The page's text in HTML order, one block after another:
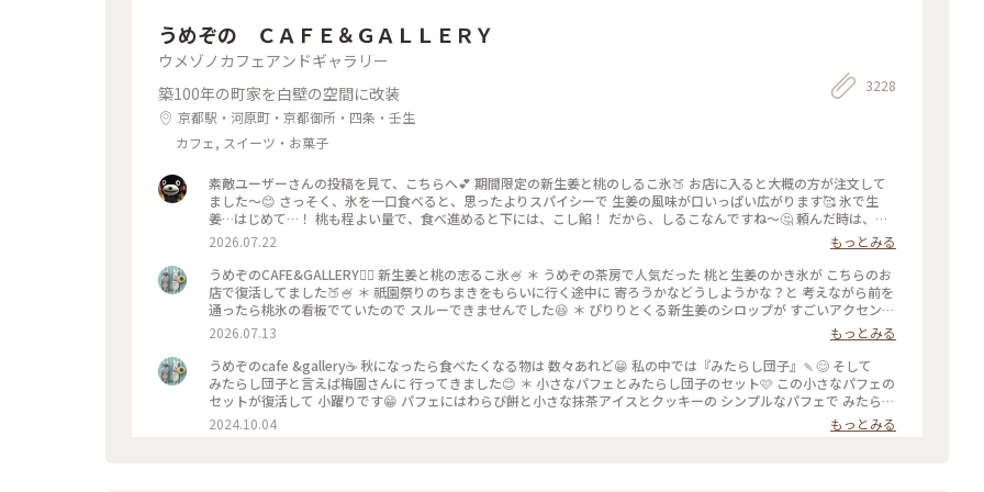
うめぞの ＣＡＦＥ＆ＧＡＬＬＥＲＹ
ウメゾノカフェアンドギャラリー
築100年の町家を白壁の空間に改装
京都駅・河原町・京都御所・四条・壬生
カフェ, スイーツ・お菓子
3228
素敵ユーザーさんの投稿を見て、こちらへ💕 期間限定の新生姜と桃のしるこ氷🍑 お店に入ると大概の方が注文して
ました〜😊 さっそく、氷を一口食べると、思ったよりスパイシーで 生姜の風味が口いっぱい広がります🥰 氷で生
姜…はじめて…！ 桃も程よい量で、食べ進めると下には、こし餡！ だから、しるこなんですね〜🤔 頼んだ時は、何
でだろうと思ったけど、なるほど〜です😘 この後も、山鉾巡りなので、あっという間に汗💦になるけど、 真夏に食
2026.07.22
もっとみる
うめぞのCAFE&GALLERY🏳️‍🌈 新生姜と桃の志るこ氷🍧 ＊ うめぞの茶房で人気だった 桃と生姜のかき氷が こちらのお
店で復活してました🍑🍧 ＊ 祇園祭りのちまきをもらいに行く途中に 寄ろうかなどうしようかな？と 考えながら前を
通ったら桃氷の看板でていたので スルーできませんでした😆 ＊ ぴりりとくる新生姜のシロップが すごいアクセント
になって🫚 合間合間にみずみずしい桃のスライスを いただきます🍑 ちょっと見えづらいですが 中にはもっちり白玉
と そしてこし餡が入っているので 最後には、しるこ氷としていただきました😊 ＊ 人気かき氷だけに🍧 私が最後の
一杯だったようで 注文したあとにすぐに看板が引き上げられました💦 後からくる人くる人残念がっておられたので
（先注文のレジ横の席でした） 暑い中を目当てに来て🍑なかった時の衝撃を 考えたら、食べられて本当に幸せでし
た😊 ＊ ギャラリーでは風鈴展が🎐 陶器のブルーのかわいい風鈴たちでした😊 #京都カフェ #かき氷 #桃活 #うめ
2026.07.13
もっとみる
うめぞのcafe &gallery☕️ 秋になったら食べたくなる物は 数々あれど😁 私の中では『みたらし団子』🍡😊 そして
みたらし団子と言えば梅園さんに 行ってきました😊 ＊ 小さなパフェとみたらし団子のセット🩷 この小さなパフェの
セットが復活して 小躍りです😁 パフェにはわらび餅と小さな抹茶アイスとクッキーの シンプルなパフェで みたらし
団子な合間に食べると 相乗効果でとっても美味しいです😊 もちもちで焦げ目が香ばしい 蜜がたっぷりのみたらし団
子はやっぱり 美味しかったです🩷 ＊ 投稿の度に言っているような気もしますが 同じ梅園さんでも三条店は行列出来
2024.10.04 もっとみる